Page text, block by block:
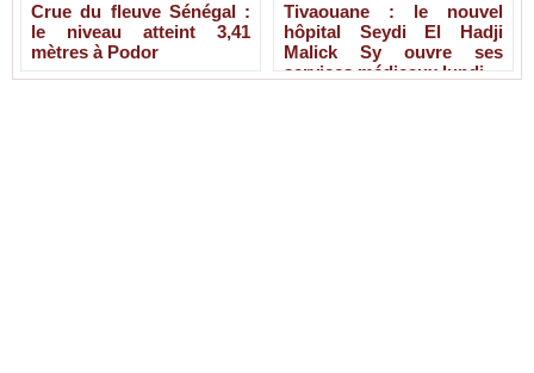
Crue du fleuve Sénégal :
le niveau atteint 3,41
mètres à Podor
Tivaouane : le nouvel
hôpital Seydi El Hadji
Malick Sy ouvre ses
services médicaux lundi